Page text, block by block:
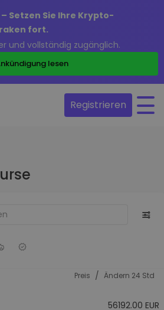
Setzen Sie Ihre Krypto-
fort.
und vollständig zugänglich.
lesen
Registrieren
Preis / Ändern 24 Std
56192.00 EUR